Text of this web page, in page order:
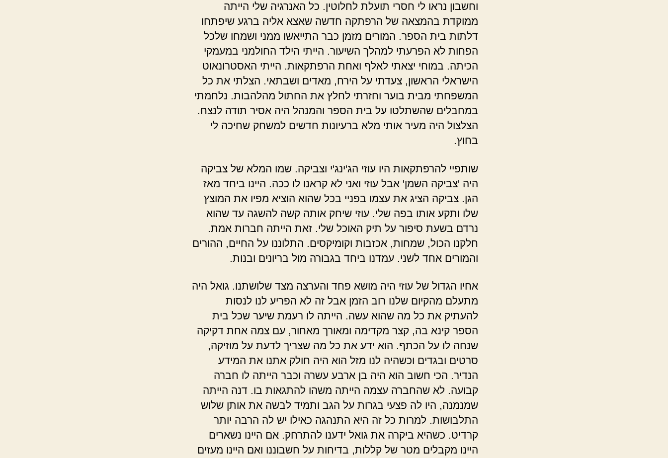
וחשבון נראו לי חסרי תועלת לחלוטין. כל האנרגיה שלי הייתה
ממוקדת בהמצאה של הרפתקה חדשה שאצא אליה ברגע שיפתחו
דלתות בית הספר. המורים מזמן כבר התייאשו ממני ושמחו שלכל
הפחות לא הפרעתי למהלך השיעור. הייתי הילד החולמני במעמקי
הכיתה. במוחי יצאתי לאלף ואחת הרפתקאות. הייתי האסטרונאוט
הישראלי הראשון, צעדתי על הירח, מאדים ושבתאי. הצלתי את כל
המשפחתי מבית בוער וחזרתי לחלץ את החתול מהלהבות. נלחמתי
במחבלים שהשתלטו על בית הספר והמנהל היה אסיר תודה לנצח.
הצלצול היה מעיר אותי מלא ברעיונות חדשים למשחק שחיכה לי
בחוץ.
שותפיי להרפתקאות היו עוזי הג'ינג'י וצביקה. שמו המלא של צביקה
היה 'צביקה השמן' אבל עוזי ואני לא קראנו לו ככה. היינו ביחד מאז
הגן. צביקה הציג את עצמו בפניי בכל שהוא הוציא מפיו את המוצץ
שלו ותקע אותו בפה שלי. עוזי שיחק אותה קשה להשגה עד שהוא
נרדם בשעת סיפור על תיק האוכל שלי. זאת הייתה חברות אמת.
חלקנו הכול, שמחות, אכזבות וקומיקסים. התלוננו על החיים, ההורים
והמורים אחד לשני. עמדנו ביחד בגבורה מול בריונים ובנות.
אחיו הגדול של עוזי היה מושא פחד והערצה מצד שלושתנו. גואל היה
מתעלם מהקיום שלנו רוב הזמן אבל זה לא הפריע לנו לנסות
להעתיק את כל מה שהוא עשה. הייתה לו רעמת שיער שכל בית
הספר קינא בה, קצר מקדימה ומאורך מאחור, עם צמה אחת דקיקה
שנחה לו על הכתף. הוא ידע את כל מה שצריך לדעת על מוזיקה,
סרטים ובגדים וכשהיה לנו מזל הוא היה חולק אתנו את המידע
הנדיר. הכי חשוב הוא היה בן ארבע עשרה וכבר הייתה לו חברה
קבועה. לא שהחברה עצמה הייתה משהו להתגאות בו. דנה הייתה
שמנמנה, היו לה פצעי בגרות על הגב ותמיד לבשה את אותן שלוש
התלבושות. למרות כל זה היא התנהגה כאילו יש לה הרבה יותר
קרדיט. כשהיא ביקרה את גואל ידענו להתרחק. אם היינו נשארים
היינו מקבלים מטר של קללות, בדיחות על חשבוננו ואם היינו מעזים